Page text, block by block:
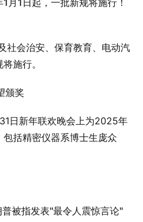
1日起，一批新规将施行！
社会治安、保育教育、电动汽
施行。
颁奖
日新年联欢晚会上为2025年
括精密仪器系博士生庞众
被指发表"最令人震惊言论"